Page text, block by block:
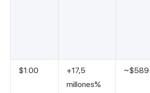
$1.00
+17,5
millones%
~$589